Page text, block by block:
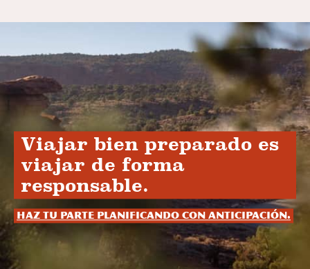
Viajar bien preparado es
viajar de forma
responsable.
Haz tu parte planificando con anticipación.